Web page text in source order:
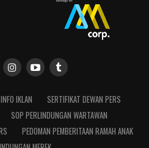
INFO IKLAN
SERTIFIKAT DEWAN PERS
SOP PERLINDUNGAN WARTAWAN
PEDOMAN PEMBERITAAN RAMAH ANAK